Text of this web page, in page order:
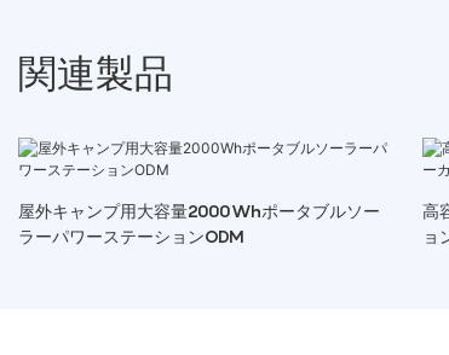
関連製品
屋外キャンプ用大容量2000Whポータブルソー
ラーパワーステーションODM
高
ョ